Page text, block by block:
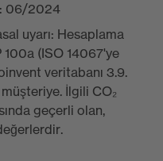
06/2024
uyarı: Hesaplama
(ISO 14067'ye
veritabanı 3.9.
İlgili CO₂
geçerli olan,